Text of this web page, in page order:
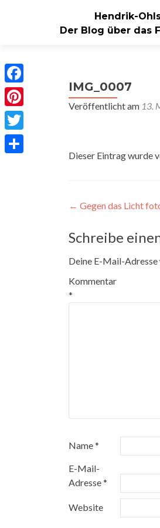
Hendrik-
Der Blog über das
IMG_0007
Veröffentlicht am 13.
Dieser Eintrag wurde
← Gegen das Licht
Schreibe
Deine E-Mail-
Kommentar
*
Name*
E-Mail-
Adresse*
Website
Facebook
Pinterest
Twitter